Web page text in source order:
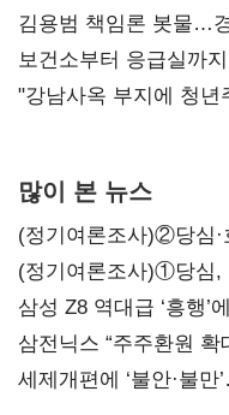
김용범 책임론 봇물…
보건소부터 응급실까
"강남사옥 부지에 청
많이 본 뉴스
(정기여론조사)②당심
(정기여론조사)①당심,
지지도 '50% 아래로'(
삼성 Z8 역대급 ‘흥행’
대전’
삼전닉스 “주주환원
보내
세제개편에 ‘불안·불